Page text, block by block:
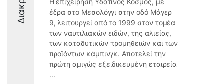
Η επιχείρηση Υδάτινος Κόσμος, με
έδρα στο Μεσολόγγι στην οδό Μάγερ
9, λειτουργεί από το 1999 στον τομέα
των ναυτιλιακών ειδών, της αλιείας,
των καταδυτικών προμηθειών και των
προϊόντων κάμπινγκ. Αποτελεί την
πρώτη αμιγώς εξειδικευμένη εταιρεία
...